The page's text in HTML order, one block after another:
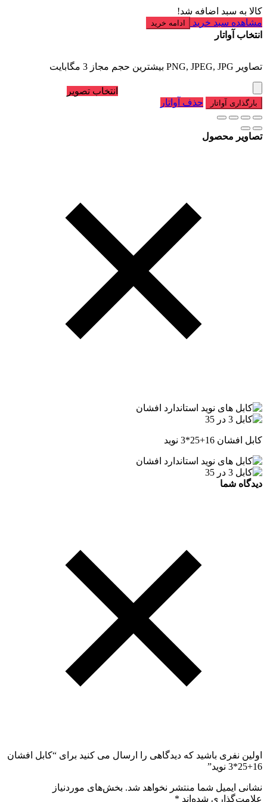
کالا به سبد اضافه شد!
مشاهده سبد خرید
ادامه خرید
انتخاب آواتار
تصاویر PNG, JPEG, JPG بیشترین حجم مجاز 3 مگابایت
انتخاب تصویر
بارگذاری آواتار حذف آواتار
تصاویر محصول
کابل افشان 16+25*3 نوید
دیدگاه شما
اولین نفری باشید که دیدگاهی را ارسال می کنید برای “کابل افشان
16+25*3 نوید”
نشانی ایمیل شما منتشر نخواهد شد. بخش‌های موردنیاز
علامت‌گذاری شده‌اند *